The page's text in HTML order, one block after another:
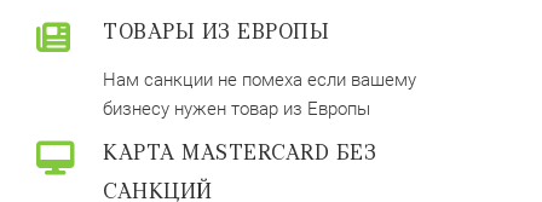
ТОВАРЫ ИЗ ЕВРОПЫ
Нам санкции не помеха если вашему
бизнесу нужен товар из Европы
КАРТА MASTERCARD БЕЗ
САНКЦИЙ